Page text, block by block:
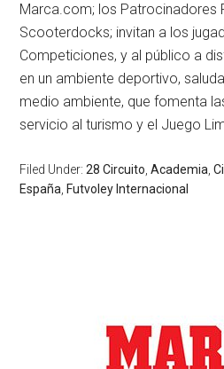
Marca.com; los Patrocinadores
Scooterdocks; invitan a los
Competiciones, y al público a
en un ambiente deportivo,
medio ambiente, que fomenta
servicio al turismo y el Juego
Filed Under:28 Circuito,Academia,
España, Futvoley Internacional